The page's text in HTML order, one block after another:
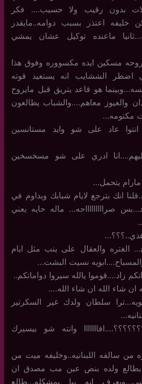
بدون رقيب ولا حسيب…. فكر
خليفه اعتذر بسبب دوامه..مايقدر
ماعنده توكيل عشان يمشي
مسكين ايده مكسووره وفوق هذا
اضطر الششايب انه يستعيد قوته
هو قاعد يتريق قبل مايروح
والعيوز معاهم….والشباب يطالعون
مكتومه…
عاد على شو وايد مستانسين
ادري على شو مسخسخين
يتحمل…
انك بترجع لايام شبابك وبداوم في
صراااااااااحه… ماله حايه يعني
الغتره والعقال على ينب مثل ايام
نسيت البشت…
زاد….قوموا يالله سيروا دواماتكم..
ان شاء الله ان شاء الله….
سلطان ولدك غير السكرتير
وانته شو بيسيرك
من سالفه اللبنانيه..وخليفه ميت من
ولده بنص عين مب مصدق ان
انه يبا يمشكله…طالع